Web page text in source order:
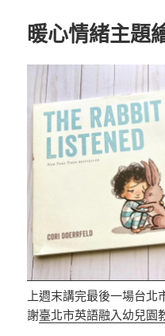
暖心情緒主題
上週末講完最後一場台
謝臺北市英語融入幼兒園